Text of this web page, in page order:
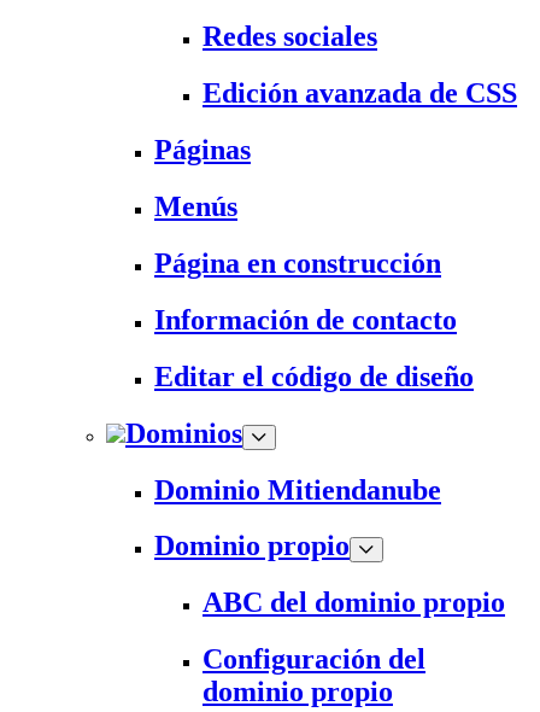
Redes sociales
Edición avanzada de CSS
Páginas
Menús
Página en construcción
Información de contacto
Editar el código de diseño
Dominios
Dominio Mitiendanube
Dominio propio
ABC del dominio propio
Configuración del
dominio propio